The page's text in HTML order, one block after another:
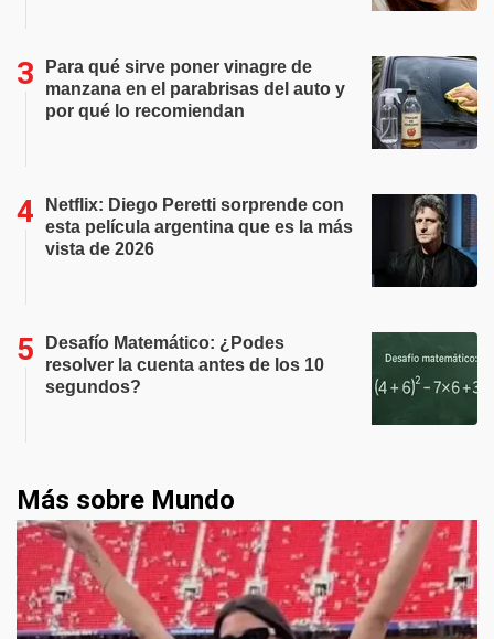
Para qué sirve poner vinagre de
manzana en el parabrisas del auto y
por qué lo recomiendan
Netflix: Diego Peretti sorprende con
esta película argentina que es la más
vista de 2026
Desafío Matemático: ¿Podes
resolver la cuenta antes de los 10
segundos?
Más sobre Mundo